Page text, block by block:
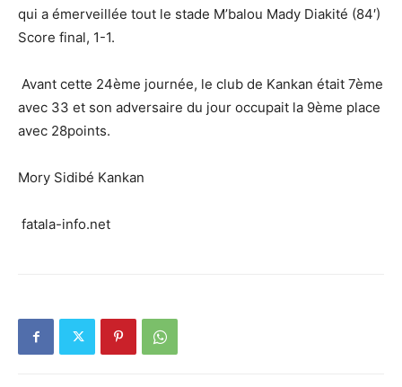
qui a émerveillée tout le stade M’balou Mady Diakité (84′)
Score final, 1-1.
Avant cette 24ème journée, le club de Kankan était 7ème
avec 33 et son adversaire du jour occupait la 9ème place
avec 28points.
Mory Sidibé Kankan
fatala-info.net